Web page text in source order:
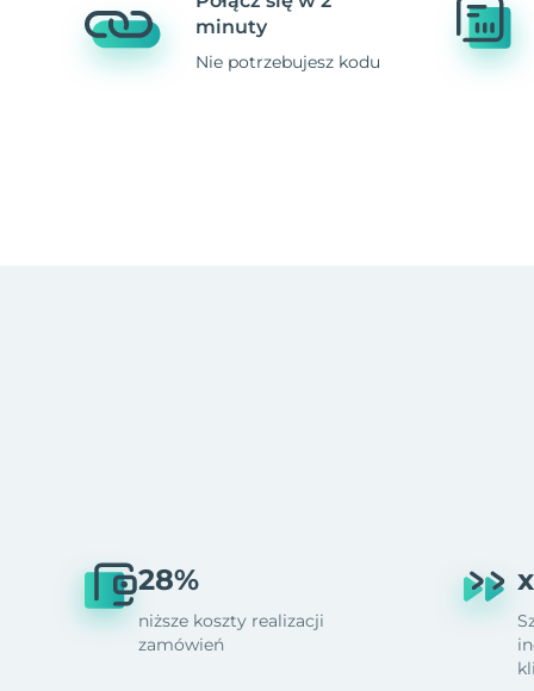
minuty
Nie potrzebujesz kodu
28%
niższe koszty realizacji
zamówień